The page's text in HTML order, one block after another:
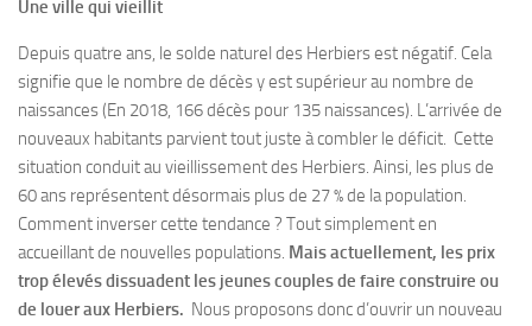
Une ville qui vieillit
Depuis quatre ans, le solde naturel des Herbiers est négatif. Cela
signifie que le nombre de décès y est supérieur au nombre de
naissances (En 2018, 166 décès pour 135 naissances). L’arrivée de
nouveaux habitants parvient tout juste à combler le déficit. Cette
situation conduit au vieillissement des Herbiers. Ainsi, les plus de
60 ans représentent désormais plus de 27 % de la population.
Comment inverser cette tendance ? Tout simplement en
accueillant de nouvelles populations. Mais actuellement, les prix
trop élevés dissuadent les jeunes couples de faire construire ou
de louer aux Herbiers. Nous proposons donc d’ouvrir un nouveau